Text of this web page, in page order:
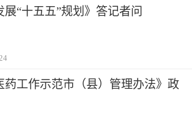
展“十五五”规划》答记者问
药工作示范市（县）管理办法》政